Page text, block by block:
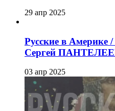
29 апр 2025
Русские в
Сергей
03 апр 2025